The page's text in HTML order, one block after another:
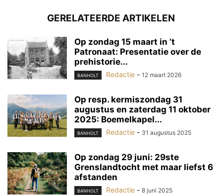
GERELATEERDE ARTIKELEN
Op zondag 15 maart in ’t
Patronaat: Presentatie over de
prehistorie...
BANHOLT Redactie - 12 maart 2026
Op resp. kermiszondag 31
augustus en zaterdag 11 oktober
2025: Boemelkapel...
BANHOLT Redactie - 31 augustus 2025
Op zondag 29 juni: 29ste
Grenslandtocht met maar liefst 6
afstanden
BANHOLT Redactie - 8 juni 2025